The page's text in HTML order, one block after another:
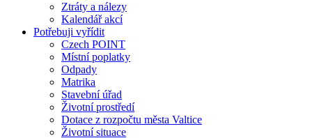
Ztráty a nálezy
Kalendář akcí
Potřebuji vyřídit
Czech POINT
Místní poplatky
Odpady
Matrika
Stavební úřad
Životní prostředí
Dotace z rozpočtu města Valtice
Životní situace